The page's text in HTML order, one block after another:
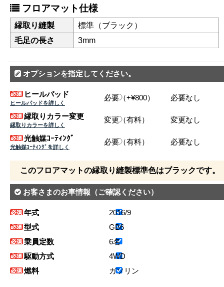
フロアマット仕様
縁取り縫製
標準（ブラック）
毛足の長さ
3mm
オプションを指定してください。
ヒールパッド
ヒールパッドを詳しく
必要（+¥800） 必要なし
縁取りカラー変更
縁取りカラーを詳しく
変更（有料） 変更なし
光触媒ｺｰﾃｨﾝｸﾞ
光触媒ｺｰﾃｨﾝｸﾞを詳しく
必要（有料） 必要なし
このフロアマットの縁取り縫製標準色はブラックです。
お客さまのお車情報 （ご確認ください）
年式
2016/9
型式
GB6
乗員定数
6名
駆動方式
4WD
燃料
ガソリン